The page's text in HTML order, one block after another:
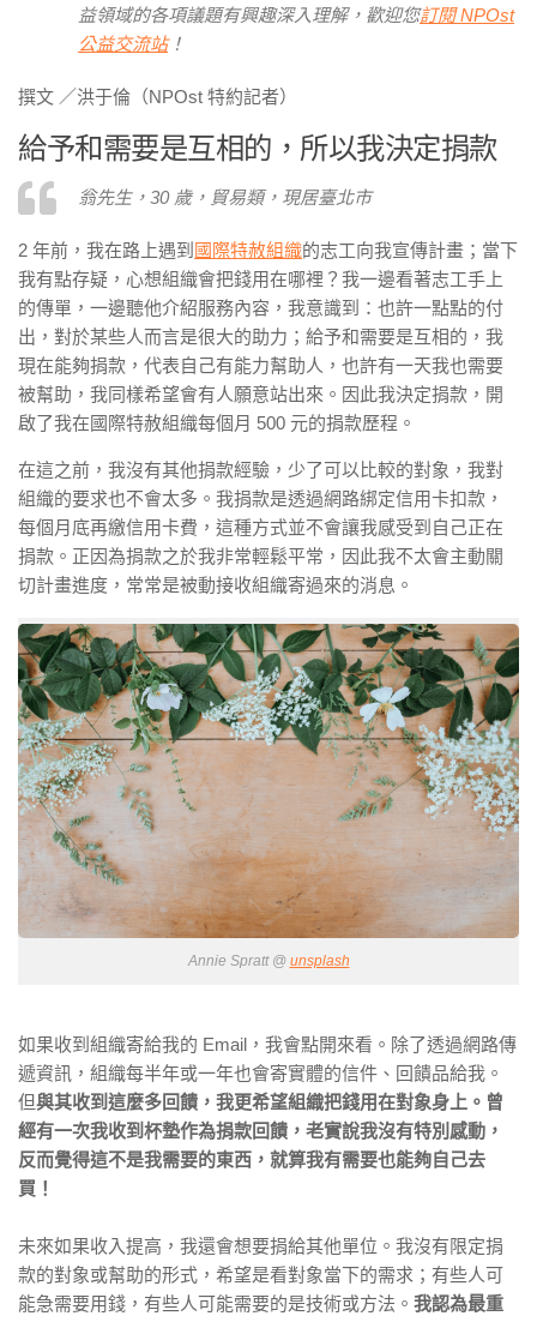
益領域的各項議題有興趣深入理解，歡迎您訂閱 NPOst
公益交流站！
撰文 ／洪于倫（NPOst 特約記者）
給予和需要是互相的，所以我決定捐款
翁先生，30 歲，貿易類，現居臺北市
2 年前，我在路上遇到 國際特赦組織的志工向我宣傳計畫；當下
我有點存疑，心想組織會把錢用在哪裡？我一邊看著志工手上
的傳單，一邊聽他介紹服務內容，我意識到：也許一點點的付
出，對於某些人而言是很大的助力；給予和需要是互相的，我
現在能夠捐款，代表自己有能力幫助人，也許有一天我也需要
被幫助，我同樣希望會有人願意站出來。因此我決定捐款，開
啟了我在國際特赦組織每個月 500 元的捐款歷程。
在這之前，我沒有其他捐款經驗，少了可以比較的對象，我對
組織的要求也不會太多。我捐款是透過網路綁定信用卡扣款，
每個月底再繳信用卡費，這種方式並不會讓我感受到自己正在
捐款。正因為捐款之於我非常輕鬆平常，因此我不太會主動關
切計畫進度，常常是被動接收組織寄過來的消息。
Annie Spratt @ unsplash
如果收到組織寄給我的 Email，我會點開來看。除了透過網路傳
遞資訊，組織每半年或一年也會寄實體的信件、回饋品給我。
但與其收到這麼多回饋，我更希望組織把錢用在對象身上。曾
經有一次我收到杯墊作為捐款回饋，老實說我沒有特別感動，
反而覺得這不是我需要的東西，就算我有需要也能夠自己去
買！
未來如果收入提高，我還會想要捐給其他單位。我沒有限定捐
款的對象或幫助的形式，希望是看對象當下的需求；有些人可
能急需要用錢，有些人可能需要的是技術或方法。 我認為最重